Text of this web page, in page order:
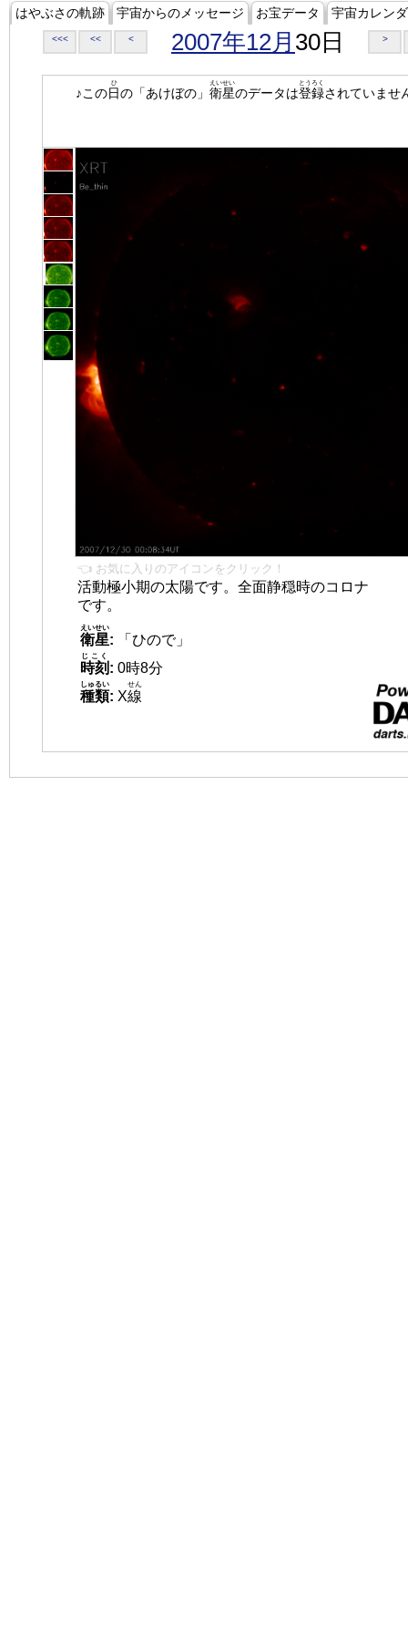
はやぶさの軌跡 宇宙からのメッセージ お宝データ 宇宙カレン
<<< << < 2007年12月 30日 >
♪この日
ひ
の「あけぼの」 衛星
えいせい
のデータは登録
とうろく
されていませ
👈 お気に入りのアイコンをクリック！
活動極小期の太陽です。全面静穏時のコロナ
です。
衛星
えいせい
:
「ひので」
時刻
じこく
: 0時8分
種類
しゅるい
: X線
せん